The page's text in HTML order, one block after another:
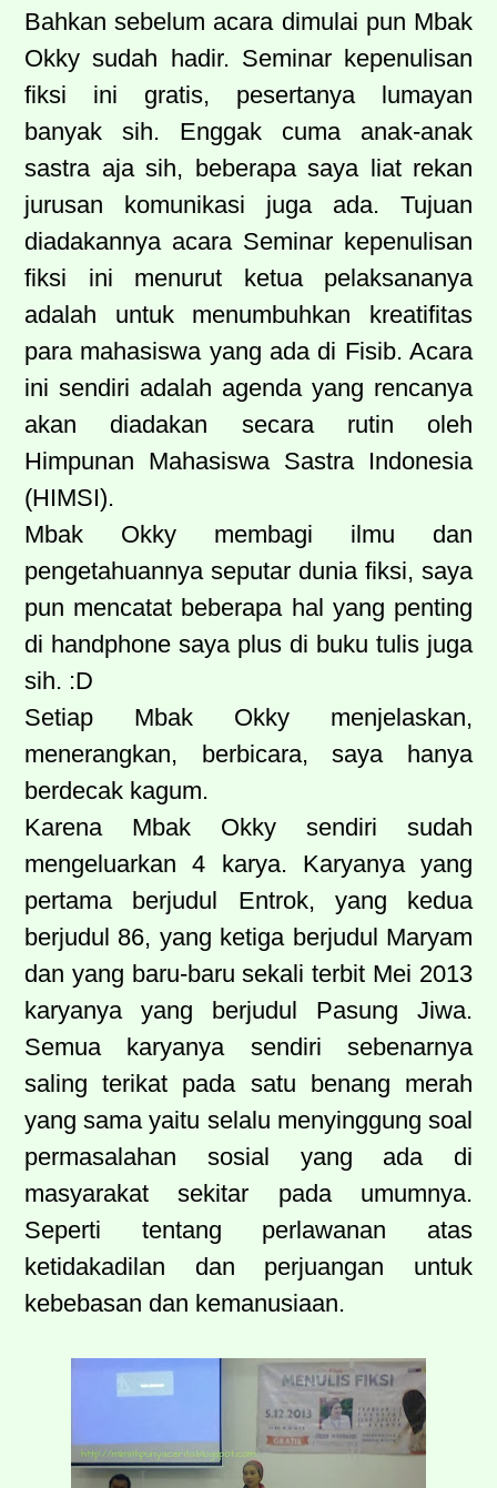
Bahkan sebelum acara dimulai pun Mbak
Okky sudah hadir. Seminar kepenulisan
fiksi ini gratis, pesertanya lumayan
banyak sih. Enggak cuma anak-anak
sastra aja sih, beberapa saya liat rekan
jurusan komunikasi juga ada. Tujuan
diadakannya acara Seminar kepenulisan
fiksi ini menurut ketua pelaksananya
adalah untuk menumbuhkan kreatifitas
para mahasiswa yang ada di Fisib. Acara
ini sendiri adalah agenda yang rencanya
akan diadakan secara rutin oleh
Himpunan Mahasiswa Sastra Indonesia
(HIMSI).
Mbak Okky membagi ilmu dan
pengetahuannya seputar dunia fiksi, saya
pun mencatat beberapa hal yang penting
di handphone saya plus di buku tulis juga
sih. :D
Setiap Mbak Okky menjelaskan,
menerangkan, berbicara, saya hanya
berdecak kagum.
Karena Mbak Okky sendiri sudah
mengeluarkan 4 karya. Karyanya yang
pertama berjudul Entrok, yang kedua
berjudul 86, yang ketiga berjudul Maryam
dan yang baru-baru sekali terbit Mei 2013
karyanya yang berjudul Pasung Jiwa.
Semua karyanya sendiri sebenarnya
saling terikat pada satu benang merah
yang sama yaitu selalu menyinggung soal
permasalahan sosial yang ada di
masyarakat sekitar pada umumnya.
Seperti tentang perlawanan atas
ketidakadilan dan perjuangan untuk
kebebasan dan kemanusiaan.